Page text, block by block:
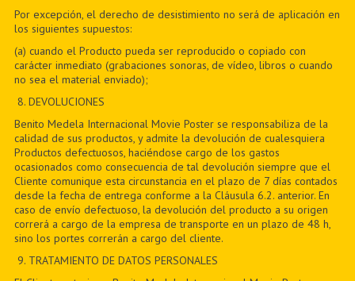
Por excepción, el derecho de desistimiento no será de aplicación en
los siguientes supuestos:
(a) cuando el Producto pueda ser reproducido o copiado con
carácter inmediato (grabaciones sonoras, de vídeo, libros o cuando
no sea el material enviado);
8. DEVOLUCIONES
Benito Medela Internacional Movie Poster se responsabiliza de la
calidad de sus productos, y admite la devolución de cualesquiera
Productos defectuosos, haciéndose cargo de los gastos
ocasionados como consecuencia de tal devolución siempre que el
Cliente comunique esta circunstancia en el plazo de 7 días contados
desde la fecha de entrega conforme a la Cláusula 6.2. anterior. En
caso de envío defectuoso, la devolución del producto a su origen
correrá a cargo de la empresa de transporte en un plazo de 48 h,
sino los portes correrán a cargo del cliente.
9. TRATAMIENTO DE DATOS PERSONALES